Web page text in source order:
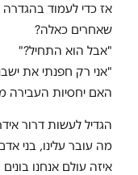
אז כדי לעמוד
שאחרים כאלה?
"אבל הוא התחיל?"
"אני רק חפנתי את
האם יחסיות העבירה
הגדיל לעשות דרור
מה עובר עלינו, בני
איזה עולם אנחנו